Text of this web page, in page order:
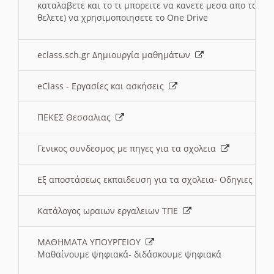
καταλαβετε και το τι μπορειτε να κανετε μεσα απο το
θελετε) να χρησιμοποιησετε το One Drive
eclass.sch.gr Δημιουργία μαθημάτων
eClass - Εργασίες και ασκήσεις
ΠΕΚΕΣ Θεσσαλιας
Γενικος συνδεσμος με πηγες για τα σχολεια
Εξ αποστάσεως εκπαιδευση για τα σχολεια- Οδηγιες
Κατάλογος ωραιων εργαλειων ΤΠΕ
ΜΑΘΗΜΑΤΑ ΥΠΟΥΡΓΕΙΟΥ
Μαθαίνουμε ψηφιακά- διδάσκουμε ψηφιακά